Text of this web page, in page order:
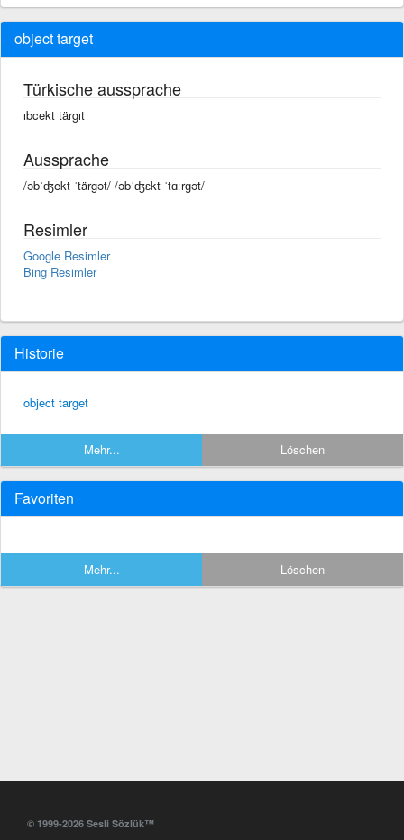
object target
Türkische aussprache
ıbcekt tärgıt
Aussprache
/əbˈʤekt ˈtärgət/ /əbˈʤɛkt ˈtɑːrɡət/
Resimler
Google Resimler
Bing Resimler
Historie
object target
Mehr... Löschen
Favoriten
Mehr... Löschen
© 1999-2026 Sesli Sözlük™